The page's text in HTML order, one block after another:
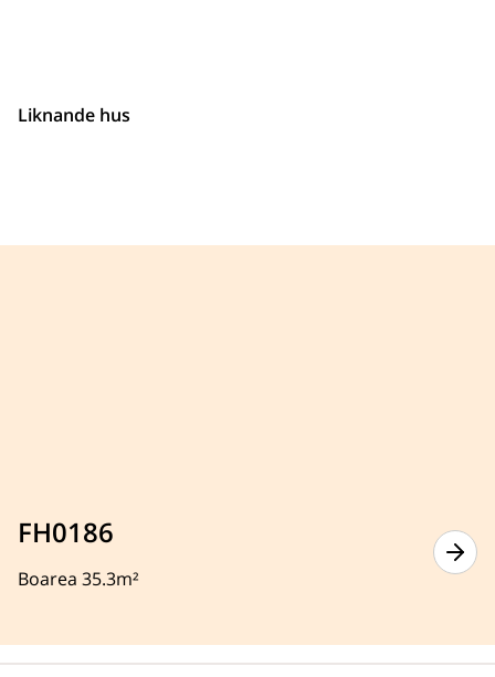
Liknande hus
FH0186
Boarea 35.3m²